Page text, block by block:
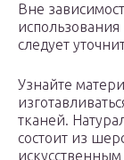
Вне
следует
Узнайте
тканей.
состоит из